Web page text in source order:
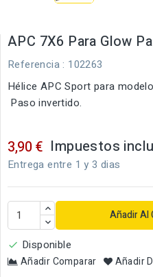
APC 7X6 Para Glow
Referencia : 102263
Hélice APC Sport para
Paso invertido.
3,90 € Impuestos
Entrega entre 1 y 3 dias
Añadir Al
 Disponible
Añadir Comparar Añadir